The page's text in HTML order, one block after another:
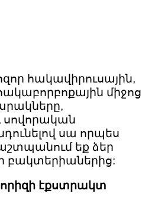
հակավիրուսային,
միջոց
սովորական
սա որպես
եք ձեր
բակտերիաներից:
էքստրակտ